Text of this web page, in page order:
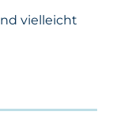
vielleicht